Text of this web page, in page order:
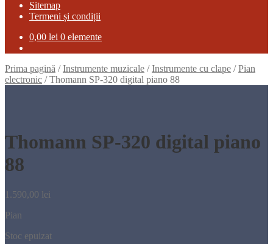
Sitemap
Termeni și condiții
0,00 lei 0 elemente
Prima pagină /Instrumente muzicale /Instrumente cu clape /Pian
electronic /Thomann SP-320 digital piano 88
Thomann SP-320 digital piano
88
1.590,00 lei
Pian
Stoc epuizat